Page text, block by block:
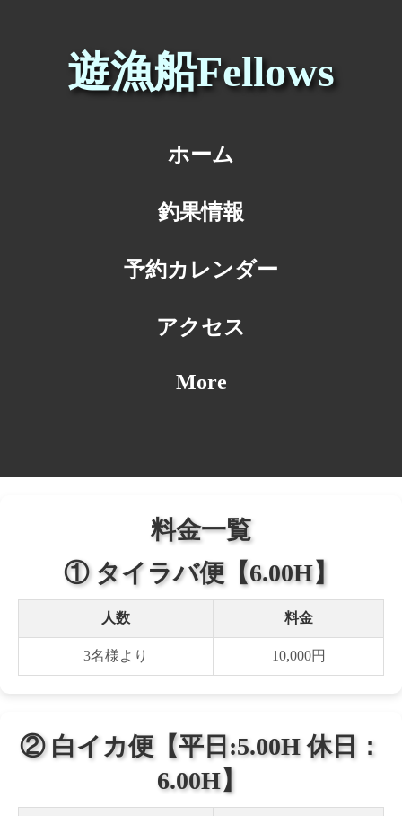
遊漁船Fellows
ホーム
釣果情報
予約カレンダー
アクセス
More
料金一覧
① タイラバ便【6.00H】
人数 料金
3名様より 10,000円
② 白イカ便【平日:5.00H 休日：
6.00H】